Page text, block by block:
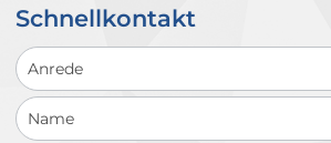
Schnellkontakt
Schnellkontakt